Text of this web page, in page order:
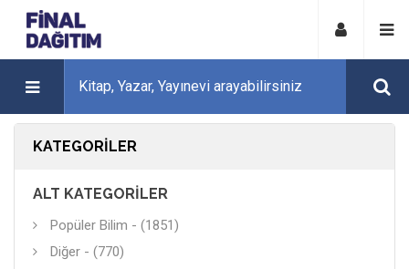
KATEGORILER
ALT KATEGORILER
Popüler Bilim - (1851)
Diğer - (770)